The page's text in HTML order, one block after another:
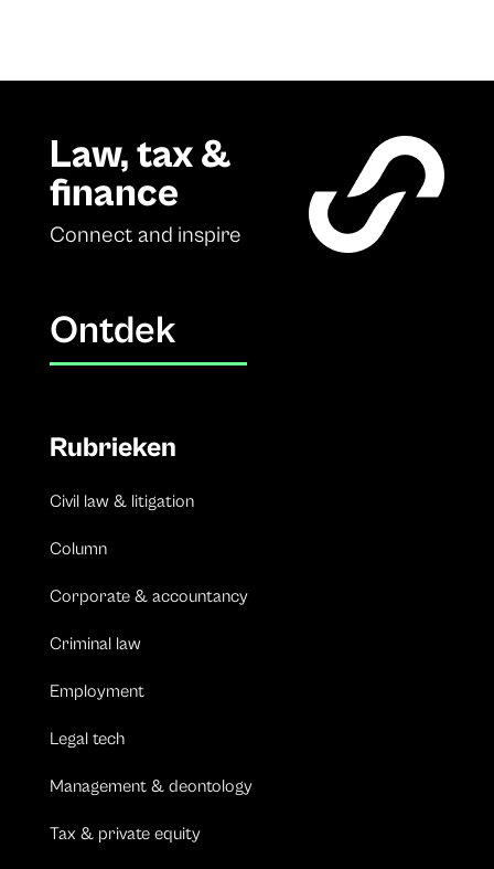
Law, tax &
finance
Connect and inspire
Ontdek
Rubrieken
Civil law & litigation
Column
Corporate & accountancy
Criminal law
Employment
Legal tech
Management & deontology
Tax & private equity